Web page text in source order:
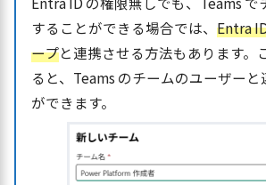
することができる場合では、Entra
ープと連携させる方法もあります。
ると、Teams のチームのユーザーと
ができます。